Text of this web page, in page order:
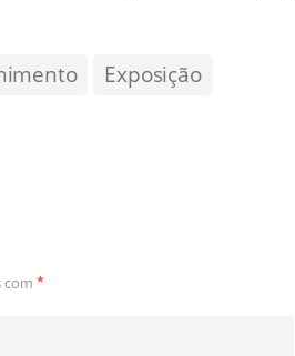
Exposição
com *